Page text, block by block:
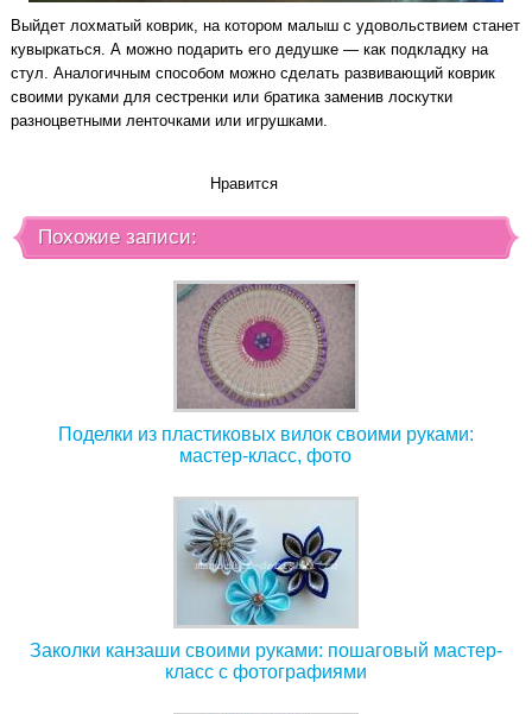
Выйдет лохматый коврик, на котором малыш с удовольствием станет
кувыркаться. А можно подарить его дедушке — как подкладку на
стул. Аналогичным способом можно сделать развивающий коврик
своими руками для сестренки или братика заменив лоскутки
разноцветными ленточками или игрушками.
Нравится
Похожие записи:
Поделки из пластиковых вилок своими руками:
мастер-класс, фото
Заколки канзаши своими руками: пошаговый мастер-
класс с фотографиями